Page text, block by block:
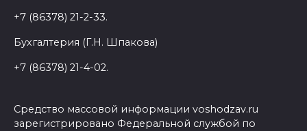
+7 (86378) 21-2-33.
Бухгалтерия (Г.Н. Шпакова)
+7 (86378) 21-4-02.
Средство массовой информации voshodzav.ru
зарегистрировано Федеральной службой по